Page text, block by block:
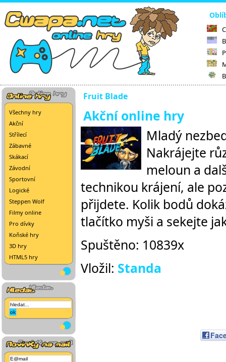
Všechny hry
Akční
Střílecí
Zábavné
Skákací
Závodní
Sportovní
Logické
Steppen Wolf
Filmy online
Pro dívky
Koňské hry
3D hry
HTML5 hry
Fruit Blade
Akční online hry
Mladý
Nakrájejte
meloun a
technikou krájení, ale
přijdete. Kolik bodů
tlačítko myši a sekejte
Spuštěno: 10839x
Vložil: Standa